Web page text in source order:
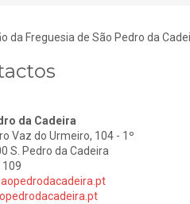
da Cadeira
Vaz do Urmeiro, 104 - 1º
S. Pedro da Cadeira
109